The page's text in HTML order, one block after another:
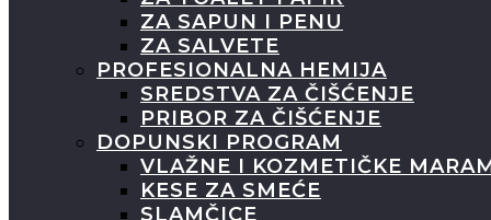
ZA SAPUN I PENU
ZA SALVETE
PROFESIONALNA HEMIJA
SREDSTVA ZA ČIŠĆENJE
PRIBOR ZA ČIŠĆENJE
DOPUNSKI PROGRAM
VLAŽNE I KOZMETIČKE
KESE ZA SMEĆE
SLAMČICE